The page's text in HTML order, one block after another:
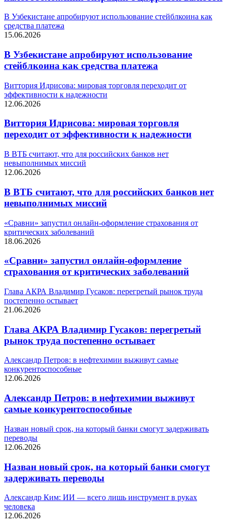
В Узбекистане апробируют использование стейблкоина как
средства платежа
15.06.2026
В Узбекистане апробируют использование
стейблкоина как средства платежа
Виттория Идрисова: мировая торговля переходит от
эффективности к надежности
12.06.2026
Виттория Идрисова: мировая торговля
переходит от эффективности к надежности
В ВТБ считают, что для российских банков нет
невыполнимых миссий
12.06.2026
В ВТБ считают, что для российских банков нет
невыполнимых миссий
«Сравни» запустил онлайн-оформление страхования от
критических заболеваний
18.06.2026
«Сравни» запустил онлайн-оформление
страхования от критических заболеваний
Глава АКРА Владимир Гусаков: перегретый рынок труда
постепенно остывает
21.06.2026
Глава АКРА Владимир Гусаков: перегретый
рынок труда постепенно остывает
Александр Петров: в нефтехимии выживут самые
конкурентоспособные
12.06.2026
Александр Петров: в нефтехимии выживут
самые конкурентоспособные
Назван новый срок, на который банки смогут задерживать
переводы
12.06.2026
Назван новый срок, на который банки смогут
задерживать переводы
Александр Ким: ИИ — всего лишь инструмент в руках
человека
12.06.2026